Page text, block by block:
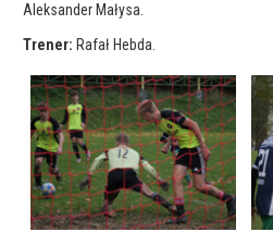
Aleksander Małysa.
Trener: Rafał Hebda.